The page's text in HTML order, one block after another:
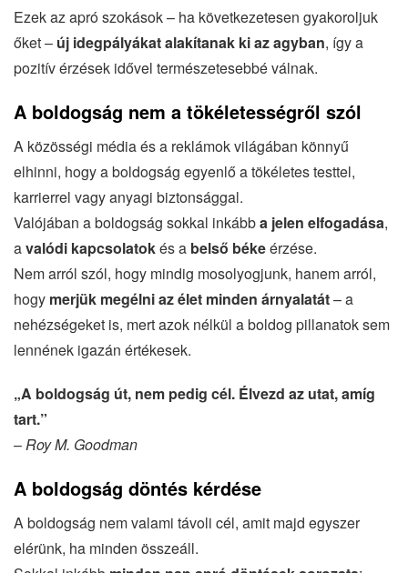
Ezek az apró szokások – ha következetesen gyakoroljuk
őket – új idegpályákat alakítanak ki az agyban, így a
pozitív érzések idővel természetesebbé válnak.
A boldogság nem a tökéletességről szól
A közösségi média és a reklámok világában könnyű
elhinni, hogy a boldogság egyenlő a tökéletes testtel,
karrierrel vagy anyagi biztonsággal.
Valójában a boldogság sokkal inkábba jelen elfogadása,
avalódi kapcsolatokés a belső békeérzése.
Nem arról szól, hogy mindig mosolyogjunk, hanem arról,
hogy merjük megélni az élet minden árnyalatát– a
nehézségeket is, mert azok nélkül a boldog pillanatok sem
lennének igazán értékesek.
„A boldogság út, nem pedig cél. Élvezd az utat, amíg
tart.”
–Roy M. Goodman
A boldogság döntés kérdése
A boldogság nem valami távoli cél, amit majd egyszer
elérünk, ha minden összeáll.